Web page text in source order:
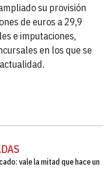
su provisión
de euros a 29,9
e imputaciones,
en los que se
vale la mitad que hace un